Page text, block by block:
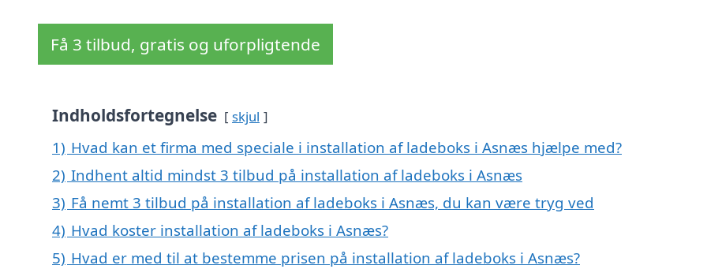
Få 3 tilbud, gratis og uforpligtende
Indholdsfortegnelse skjul
1) Hvad kan et firma med speciale i installation af ladeboks i Asnæs hjælpe med?
2) Indhent altid mindst 3 tilbud på installation af ladeboks i Asnæs
3) Få nemt 3 tilbud på installation af ladeboks i Asnæs, du kan være tryg ved
4) Hvad koster installation af ladeboks i Asnæs?
5) Hvad er med til at bestemme prisen på installation af ladeboks i Asnæs?